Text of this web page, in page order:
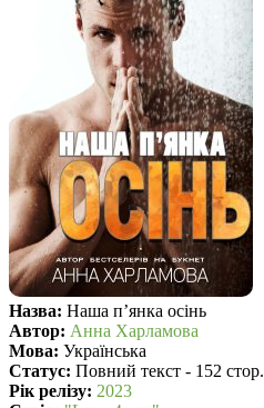
Назва: Наша п’янка осінь
Автор: Анна Харламова
Мова: Українська
Статус: Повний текст - 152 стор.
Рік релізу: 2023